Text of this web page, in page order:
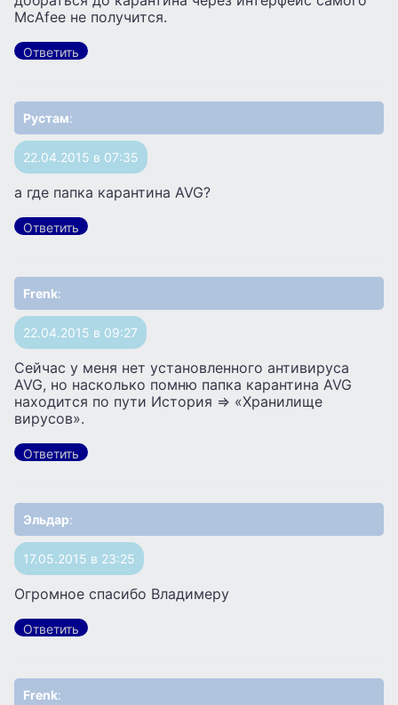
McAfee не получится.
Ответить
Рустам:
22.04.2015 в 07:35
а где папка карантина AVG?
Ответить
Frenk:
22.04.2015 в 09:27
Сейчас у меня нет установленного антивируса
AVG, но насколько помню папка карантина AVG
находится по пути История => «Хранилище
вирусов».
Ответить
Эльдар:
17.05.2015 в 23:25
Огромное спасибо Владимеру
Ответить
Frenk: